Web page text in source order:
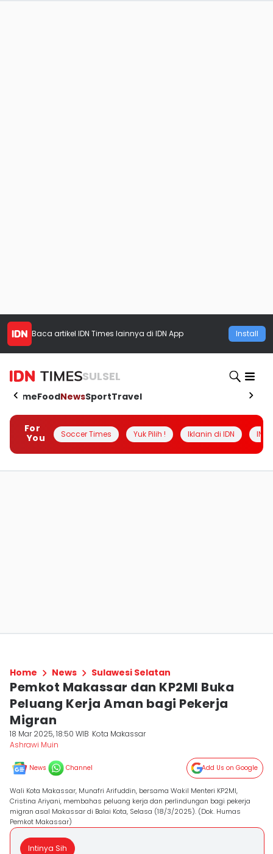
Baca artikel IDN Times lainnya di IDN App Install
SULSEL
HomeFoodNewsSportTravel
For
You
Soccer Times Yuk Pilih ! Iklanin di IDN
Home News Sulawesi Selatan
Pemkot Makassar dan KP2MI Buka
Peluang Kerja Aman bagi Pekerja
Migran
18 Mar 2025, 18:50 WIB Kota Makassar
Ashrawi Muin
News Channel Add Us on Google
Wali Kota Makassar, Munafri Arifuddin, bersama Wakil Menteri KP2MI,
Cristina Ariyani, membahas peluang kerja dan perlindungan bagi pekerja
migran asal Makassar di Balai Kota, Selasa (18/3/2025). (Dok. Humas
Pemkot Makassar)
Intinya Sih